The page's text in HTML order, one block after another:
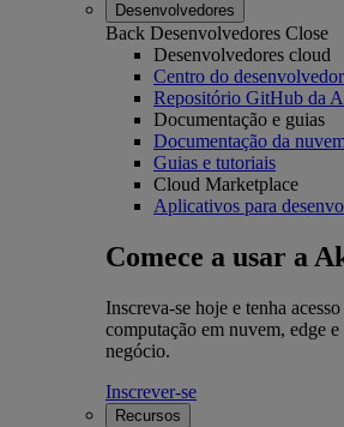
Desenvolvedores
Back Desenvolvedores Close
Desenvolvedores cloud
Centro do desenvolvedor
Repositório GitHub da
Documentação e guias
Documentação da
Guias e tutoriais
Cloud Marketplace
Aplicativos para
Comece a usar a
Inscreva-se hoje e tenha
computação em nuvem, edge
negócio.
Inscrever-se
Recursos